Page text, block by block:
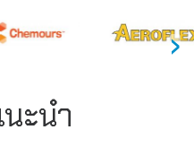
›
ะนำ